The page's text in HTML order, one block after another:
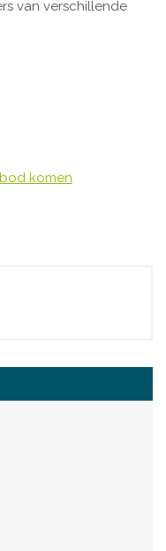
van verschillende
komen